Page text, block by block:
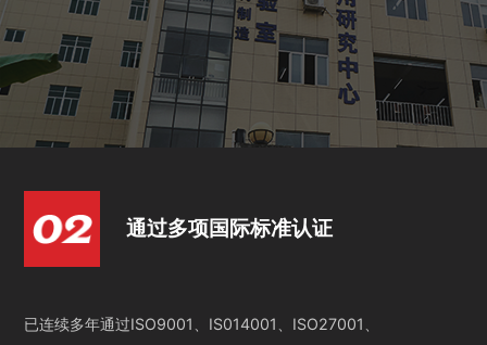
通过多项国际标准认证
已连续多年通过ISO9001、IS014001、ISO27001、